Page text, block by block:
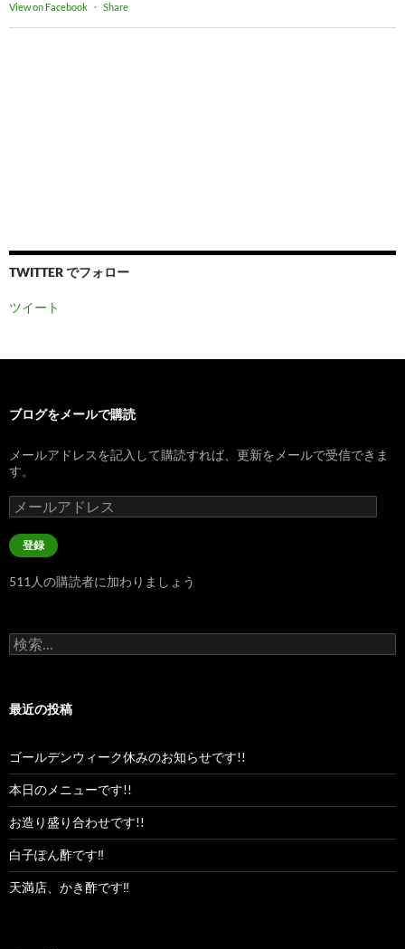
View on Facebook · Share
TWITTER でフォロー
ツイート
ブログをメールで購読
メールアドレスを記入して購読すれば、更新をメールで受信できま
す。
メ
ー
ル
ア
レ
登録
511人の購読者に加わりましょう
検
索:
最近の投稿
ゴールデンウィーク休みのお知らせです!!
本日のメニューです!!
お造り盛り合わせです!!
白子ぽん酢です‼︎
天満店、かき酢です‼︎